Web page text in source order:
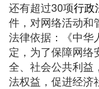
还有超过30项行政
件，对网络活动和
法律依据：《中华
定，为了保障网络
全、社会公共利益
法权益，促进经济